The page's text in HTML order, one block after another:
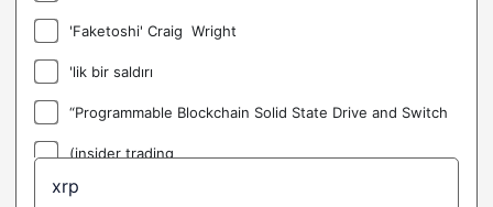
'Faketoshi' Craig Wright
'lik bir saldırı
“Programmable Blockchain Solid State Drive and Switch
(insider trading
(LIT) Litentry Coin Nedir?